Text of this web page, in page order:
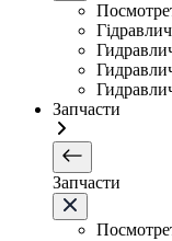
Запчасти
Запчасти